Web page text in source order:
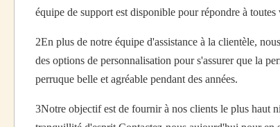
équipe de support est disponible pour répondre à
2En plus de notre équipe d'assistance à la clientèle,
des options de personnalisation pour s'assurer que la
perruque belle et agréable pendant des années.
3Notre objectif est de fournir à nos clients le plus haut